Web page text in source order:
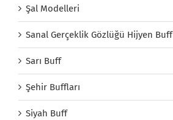
Şal Modelleri
Sanal Gerçeklik Gözlüğü Hijyen Buff
Sarı Buff
Şehir Buffları
Siyah Buff